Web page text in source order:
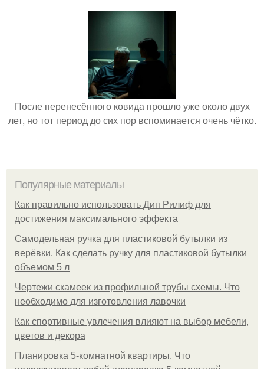
После перенесённого ковида прошло уже около двух
лет, но тот период до сих пор вспоминается очень чётко.
Популярные материалы
Как правильно использовать Дип Рилиф для
достижения максимального эффекта
Самодельная ручка для пластиковой бутылки из
верёвки. Как сделать ручку для пластиковой бутылки
объемом 5 л
Чертежи скамеек из профильной трубы схемы. Что
необходимо для изготовления лавочки
Как спортивные увлечения влияют на выбор мебели,
цветов и декора
Планировка 5-комнатной квартиры. Что